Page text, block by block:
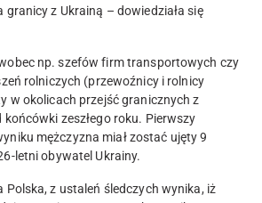
granicy z Ukrainą – dowiedziała się
np. szefów firm transportowych czy
rolniczych (przewoźnicy i rolnicy
w okolicach przejść granicznych z
zeszłego roku. Pierwszy
mężczyzna miał zostać ujęty 9
letni obywatel Ukrainy.
Polska, z ustaleń śledczych wynika, iż